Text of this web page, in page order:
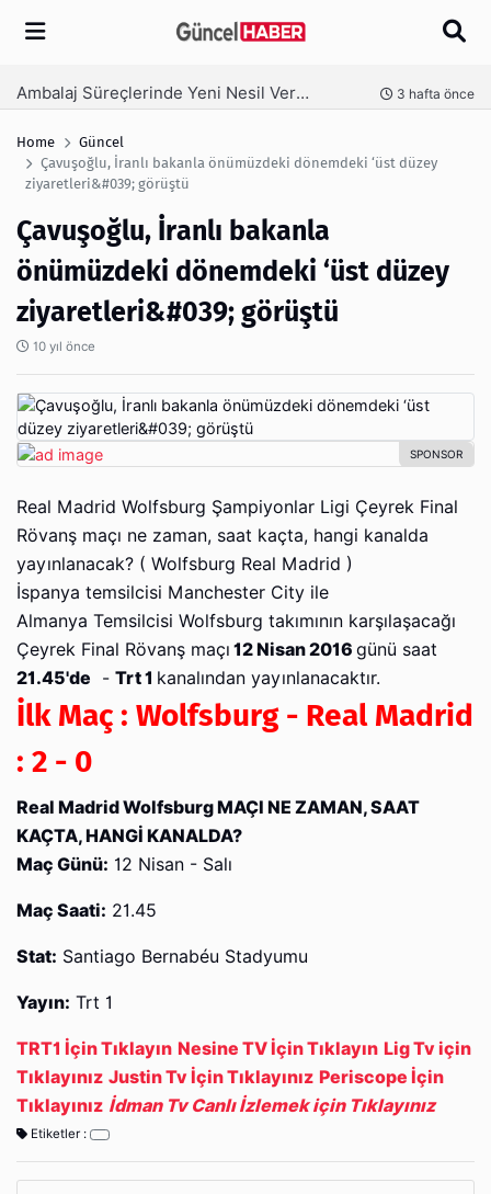
Arama
Ambalaj Süreçlerinde Yeni Nesil Verimliliği Olimpack ile Yakalayın 3 hafta önce
Home
Güncel
Çavuşoğlu, İranlı bakanla önümüzdeki dönemdeki ‘üst düzey
ziyaretleri&#039; görüştü
Çavuşoğlu, İranlı bakanla
önümüzdeki dönemdeki ‘üst düzey
ziyaretleri&#039; görüştü
10 yıl önce
Real Madrid Wolfsburg Şampiyonlar Ligi Çeyrek Final
Rövanş maçı ne zaman, saat kaçta, hangi kanalda
yayınlanacak? ( Wolfsburg Real Madrid )
İspanya temsilcisi Manchester City ile
Almanya Temsilcisi Wolfsburg takımının karşılaşacağı
Çeyrek Final Rövanş maçı 12 Nisan 2016 günü saat
21.45'de
- Trt 1 kanalından yayınlanacaktır.
İlk Maç : Wolfsburg - Real Madrid
: 2 - 0
Real Madrid Wolfsburg MAÇI NE ZAMAN, SAAT
KAÇTA, HANGİ KANALDA?
Maç Günü: 12 Nisan - Salı
Maç Saati: 21.45
Stat: Santiago Bernabéu Stadyumu
Yayın: Trt 1
TRT1 İçin Tıklayın Nesine TV İçin Tıklayın Lig Tv için
Tıklayınız Justin Tv İçin Tıklayınız Periscope İçin
Tıklayınız İdman Tv Canlı İzlemek için Tıklayınız
Etiketler :